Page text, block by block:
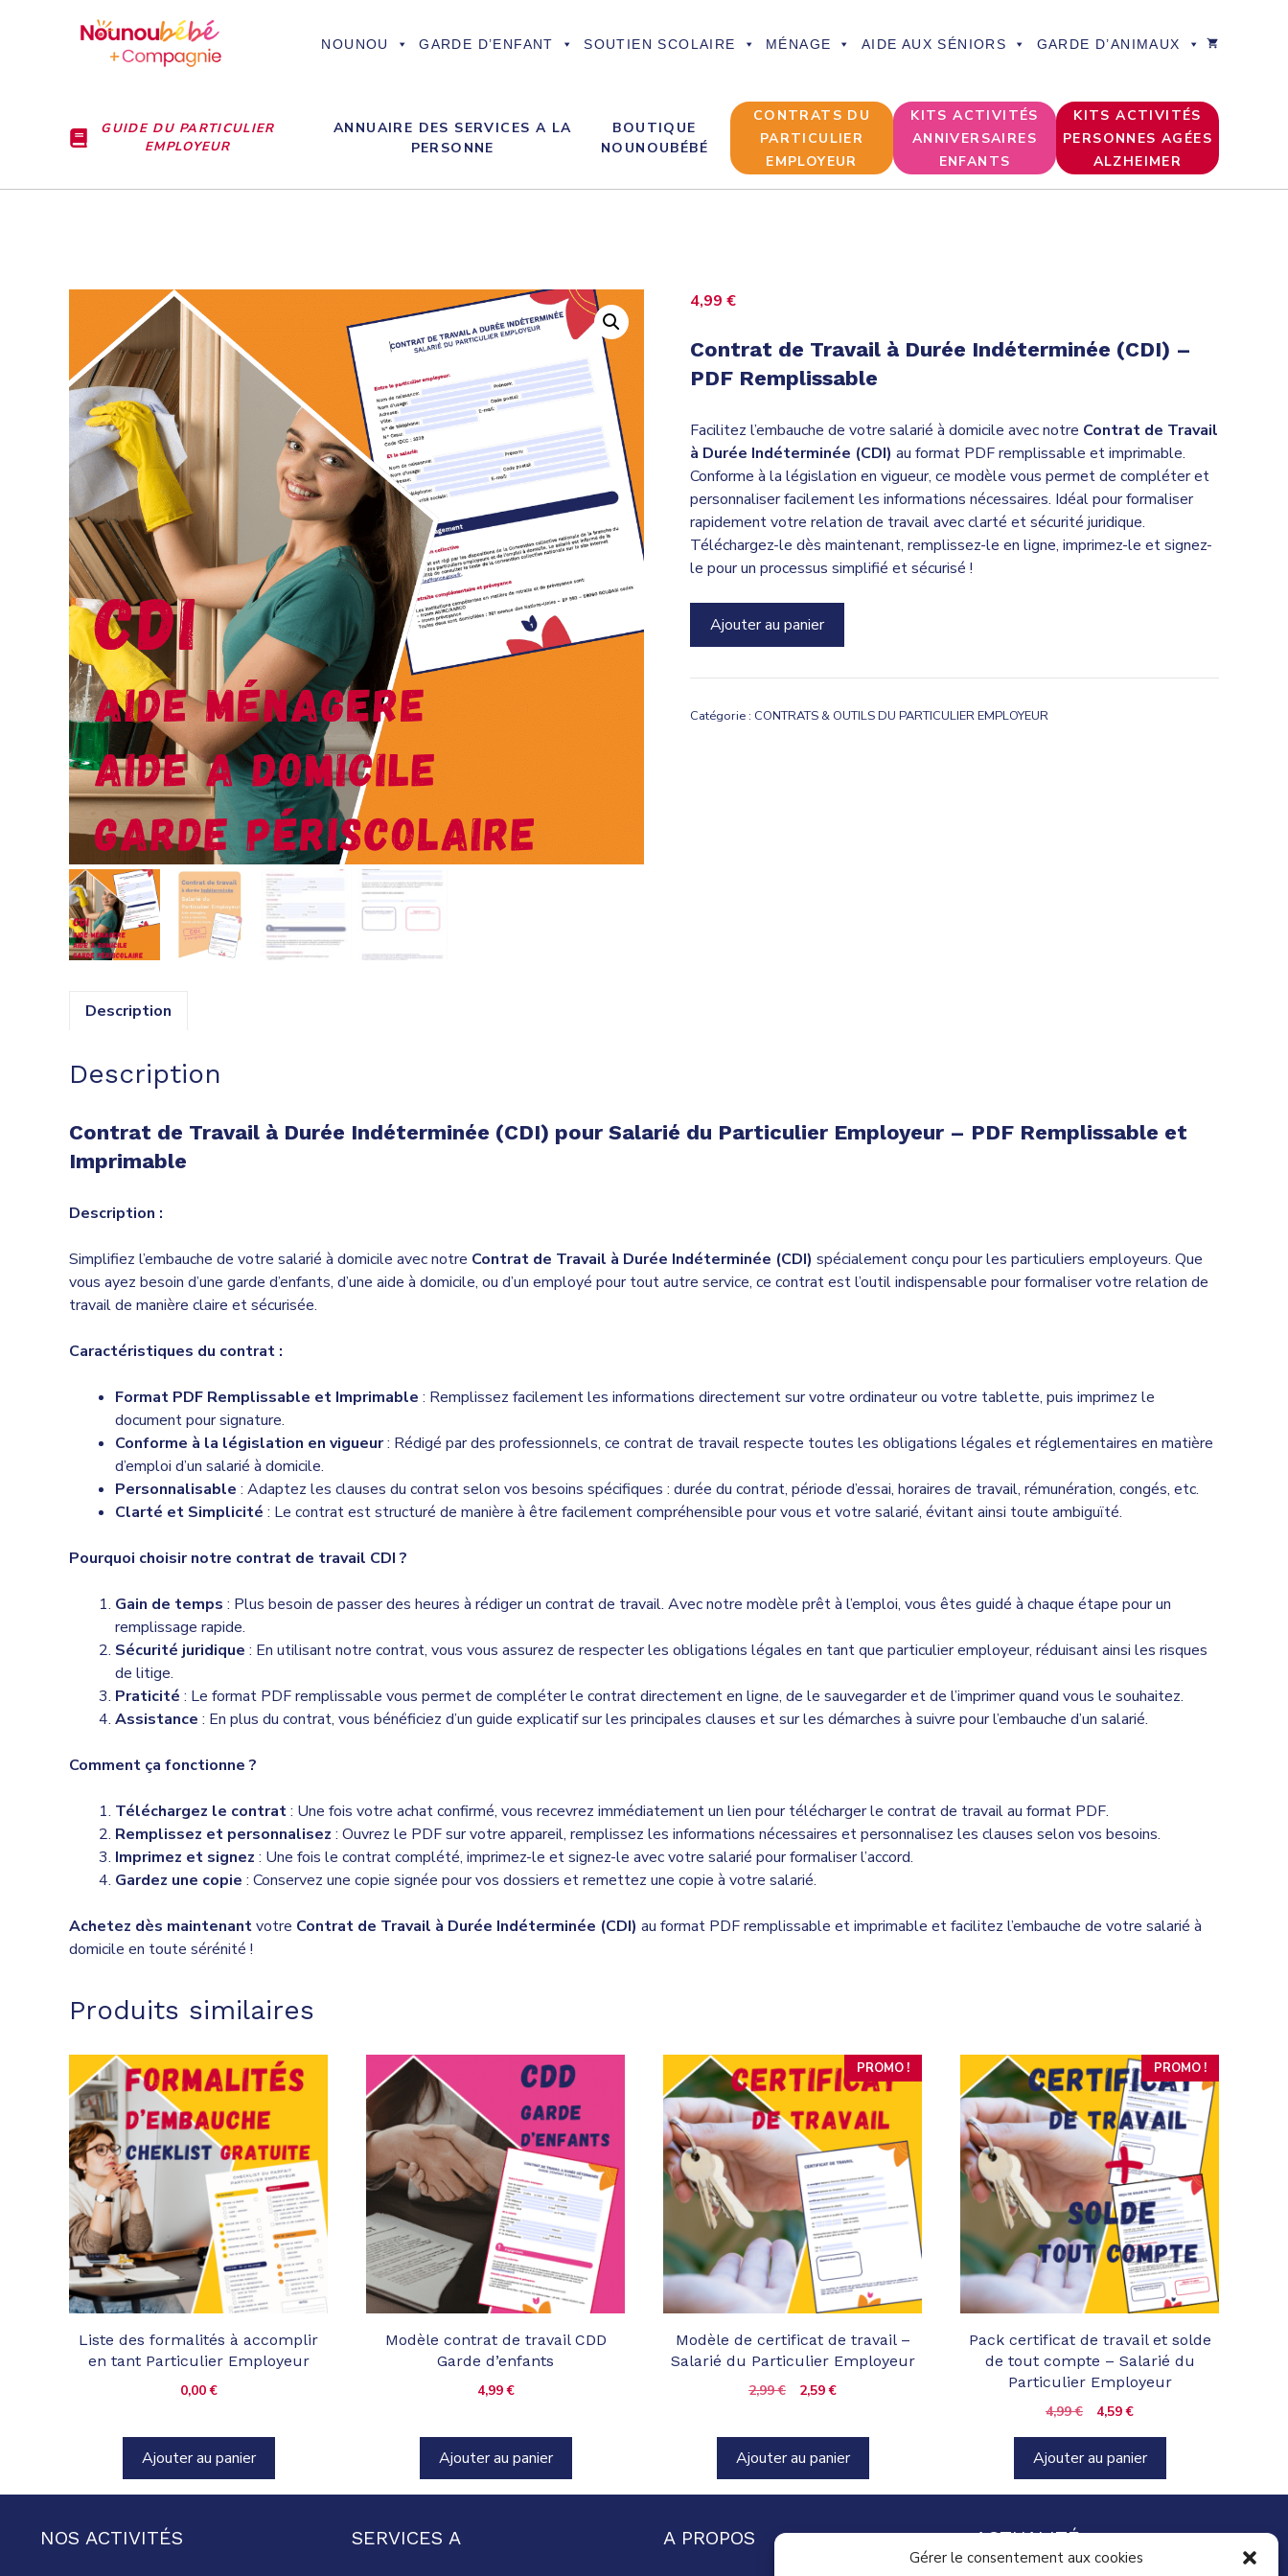
Gérer le consentement aux cookies
NOUNOU GARDE D’ENFANT SOUTIEN SCOLAIRE MÉNAGE AIDE AUX SÉNIORS GARDE D’ANIMAUX
GUIDE DU PARTICULIER
EMPLOYEUR
ANNUAIRE DES SERVICES A LA
PERSONNE
BOUTIQUE
NOUNOUBÉBÉ
CONTRATS DU
PARTICULIER
EMPLOYEUR
KITS ACTIVITÉS
ANNIVERSAIRES
ENFANTS
KITS ACTIVITÉS
PERSONNES AGÉES
ALZHEIMER
4,99 €
Contrat de Travail à Durée Indéterminée (CDI) –
PDF Remplissable
Facilitez l’embauche de votre salarié à domicile avec notre Contrat de Travail
à Durée Indéterminée (CDI) au format PDF remplissable et imprimable.
Conforme à la législation en vigueur, ce modèle vous permet de compléter et
personnaliser facilement les informations nécessaires. Idéal pour formaliser
rapidement votre relation de travail avec clarté et sécurité juridique.
Téléchargez-le dès maintenant, remplissez-le en ligne, imprimez-le et signez-
le pour un processus simplifié et sécurisé !
de
contrat
Ajouter au panier
Catégorie : CONTRATS & OUTILS DU PARTICULIER EMPLOYEUR
Description
Description
Contrat de Travail à Durée Indéterminée (CDI) pour Salarié du Particulier Employeur – PDF Remplissable et
Imprimable
Description :
Simplifiez l’embauche de votre salarié à domicile avec notre Contrat de Travail à Durée Indéterminée (CDI) spécialement conçu pour les particuliers employeurs. Que
vous ayez besoin d’une garde d’enfants, d’une aide à domicile, ou d’un employé pour tout autre service, ce contrat est l’outil indispensable pour formaliser votre relation de
travail de manière claire et sécurisée.
Caractéristiques du contrat :
Format PDF Remplissable et Imprimable : Remplissez facilement les informations directement sur votre ordinateur ou votre tablette, puis imprimez le
document pour signature.
Conforme à la législation en vigueur: Rédigé par des professionnels, ce contrat de travail respecte toutes les obligations légales et réglementaires en matière
d’emploi d’un salarié à domicile.
Personnalisable : Adaptez les clauses du contrat selon vos besoins spécifiques : durée du contrat, période d’essai, horaires de travail, rémunération, congés, etc.
Clarté et Simplicité : Le contrat est structuré de manière à être facilement compréhensible pour vous et votre salarié, évitant ainsi toute ambiguïté.
Pourquoi choisir notre contrat de travail CDI ?
Gain de temps : Plus besoin de passer des heures à rédiger un contrat de travail. Avec notre modèle prêt à l’emploi, vous êtes guidé à chaque étape pour un
remplissage rapide.
Sécurité juridique : En utilisant notre contrat, vous vous assurez de respecter les obligations légales en tant que particulier employeur, réduisant ainsi les risques
de litige.
Praticité : Le format PDF remplissable vous permet de compléter le contrat directement en ligne, de le sauvegarder et de l’imprimer quand vous le souhaitez.
Assistance : En plus du contrat, vous bénéficiez d’un guide explicatif sur les principales clauses et sur les démarches à suivre pour l’embauche d’un salarié.
Comment ça fonctionne ?
Téléchargez le contrat: Une fois votre achat confirmé, vous recevrez immédiatement un lien pour télécharger le contrat de travail au format PDF.
Remplissez et personnalisez : Ouvrez le PDF sur votre appareil, remplissez les informations nécessaires et personnalisez les clauses selon vos besoins.
Imprimez et signez : Une fois le contrat complété, imprimez-le et signez-le avec votre salarié pour formaliser l’accord.
Gardez une copie : Conservez une copie signée pour vos dossiers et remettez une copie à votre salarié.
Achetez dès maintenantvotre Contrat de Travail à Durée Indéterminée (CDI) au format PDF remplissable et imprimable et facilitez l’embauche de votre salarié à
domicile en toute sérénité !
Produits similaires
Liste des formalités à accomplir
en tant Particulier Employeur
0,00€
Ajouter au panier
Modèle contrat de travail CDD
Garde d’enfants
4,99€
Ajouter au panier
PROMO !
Modèle de certificat de travail –
Salarié du Particulier Employeur
2,99€
Le
2,99 €.
2,59€Le
2,59 €.
Ajouter au panier
PROMO !
Pack certificat de travail et solde
de tout compte – Salarié du
Particulier Employeur
4,99€
Le
initial
était :
4,59€Le
est :
Ajouter au panier
NOS ACTIVITÉS SERVICES A A PROPOS ACTUALITÉ